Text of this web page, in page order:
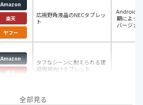
Amazon
楽天
ヤフー
広視野角液晶のNECタブレッ
ト
Android
期によっ
バージョ
Amazon
楽天
タフなシーンに耐えられる建
設現場向けタブレット
全部見る